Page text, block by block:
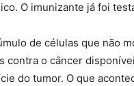
O imunizante já foi
de células que não
contra o câncer
do tumor. O que